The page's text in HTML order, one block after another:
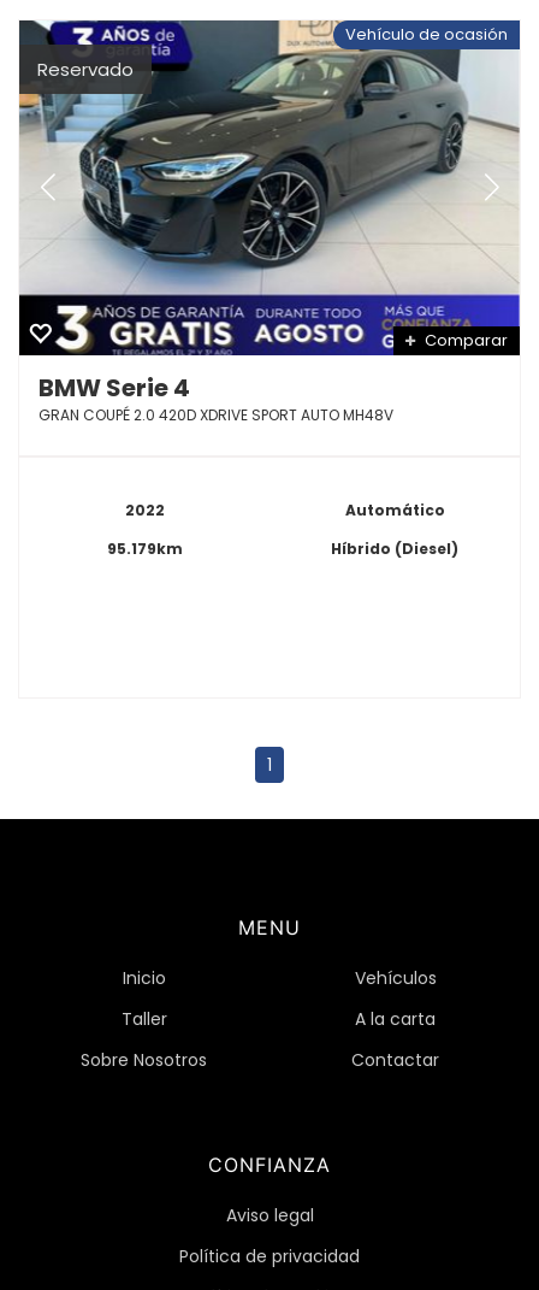
Reservado
Vehículo de ocasión
Comparar
BMW Serie 4
GRAN COUPÉ 2.0 420D XDRIVE SPORT AUTO MH48V
2022
95.179km
Automático
Híbrido (Diesel)
1
MENU
Inicio
Vehículos
Taller
A la carta
Sobre Nosotros
Contactar
CONFIANZA
Aviso legal
Política de privacidad